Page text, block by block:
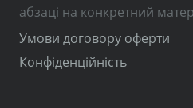
абзаці на конкретний
Умови договору оферти
Конфіденційність